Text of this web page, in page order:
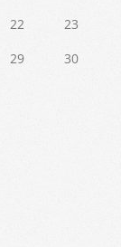
22
23
29
30